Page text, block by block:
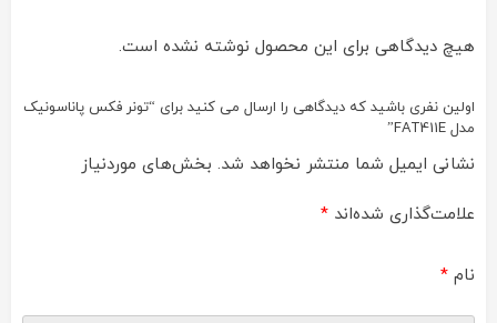
هیچ دیدگاهی برای این محصول نوشته نشده است.
اولین نفری باشید که دیدگاهی را ارسال می کنید برای “تونر فکس پاناسونیک
مدل FAT411E”
نشانی ایمیل شما منتشر نخواهد شد. بخش‌های موردنیاز
علامت‌گذاری شده‌اند *
نام *